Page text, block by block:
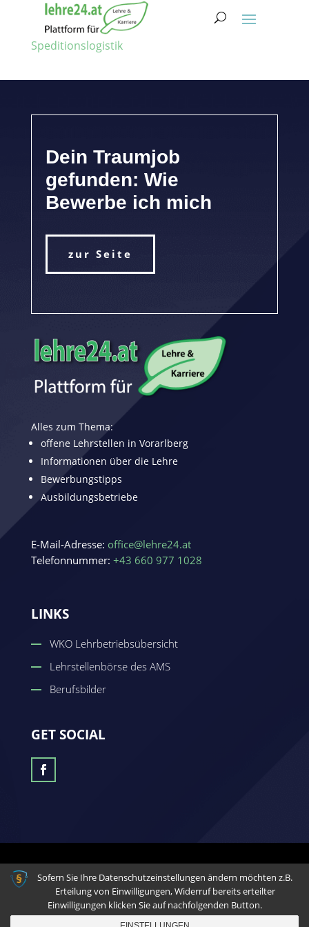
Speditionslogistik
Dein Traumjob
gefunden: Wie
Bewerbe ich mich
zur Seite
Alles zum Thema:
offene Lehrstellen in Vorarlberg
Informationen über die Lehre
Bewerbungstipps
Ausbildungsbetriebe
E-Mail-Adresse: office@lehre24.at
Telefonnummer: +43 660 977 1028
LINKS
WKO Lehrbetriebsübersicht
Lehrstellenbörse des AMS
Berufsbilder
GET SOCIAL
© 2026 - Eine Seite der Zeynep Güven Medienagentur
Sofern Sie Ihre Datenschutzeinstellungen ändern möchten z.B.
Erteilung von Einwilligungen, Widerruf bereits erteilter
Einwilligungen klicken Sie auf nachfolgenden Button.